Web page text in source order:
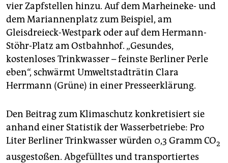
vier Zapfstellen hinzu. Auf dem Marheineke- und
dem Mariannenplatz zum Beispiel, am
Gleisdreieck-Westpark oder auf dem Hermann-
Stöhr-Platz am Ostbahnhof. „Gesundes,
kostenloses Trinkwasser – feinste Berliner Perle
eben“, schwärmt Umweltstadträtin Clara
Herrmann (Grüne) in einer Presseerklärung.
Den Beitrag zum Klimaschutz konkretisiert sie
anhand einer Statistik der Wasserbetriebe: Pro
Liter Berliner Trinkwasser würden 0,3 Gramm CO2
ausgestoßen. Abgefülltes und transportiertes